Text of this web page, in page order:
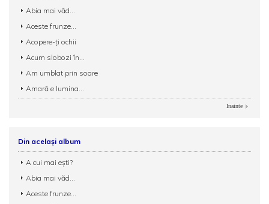
Abia mai văd...
Aceste frunze...
Acopere-ți ochii
Acum slobozi în...
Am umblat prin soare
Amară e lumina...
Inainte
Din același album
A cui mai ești?
Abia mai văd...
Aceste frunze...